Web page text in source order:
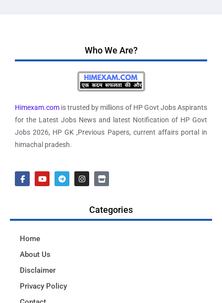
Who We Are?
Himexam.com is trusted by millions of HP Govt Jobs Aspirants
for the Latest Jobs News and latest Notification of HP Govt
Jobs 2026, HP GK ,Previous Papers, current affairs portal in
himachal pradesh.
Categories
Home
About Us
Disclaimer
Privacy Policy